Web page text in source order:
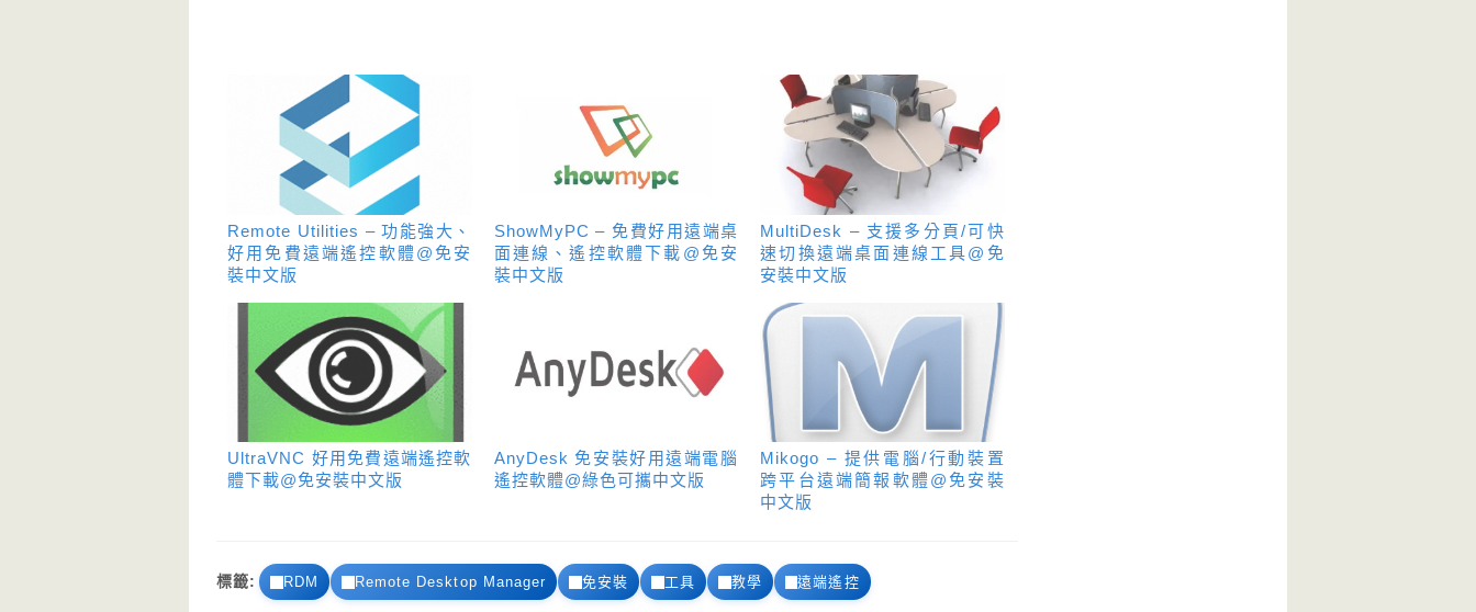
Remote Utilities – 功能強大、
好用免費遠端遙控軟體@免安
裝中文版
ShowMyPC – 免費好用遠端桌
面連線、遙控軟體下載@免安
裝中文版
MultiDesk – 支援多分頁/可快
速切換遠端桌面連線工具@免
安裝中文版
UltraVNC 好用免費遠端遙控軟
體下載@免安裝中文版
AnyDesk 免安裝好用遠端電腦
遙控軟體@綠色可攜中文版
Mikogo – 提供電腦/行動裝置
跨平台遠端簡報軟體@免安裝
中文版
RDM Remote Desktop Manager 免安裝 工具 教學 遠端遙控